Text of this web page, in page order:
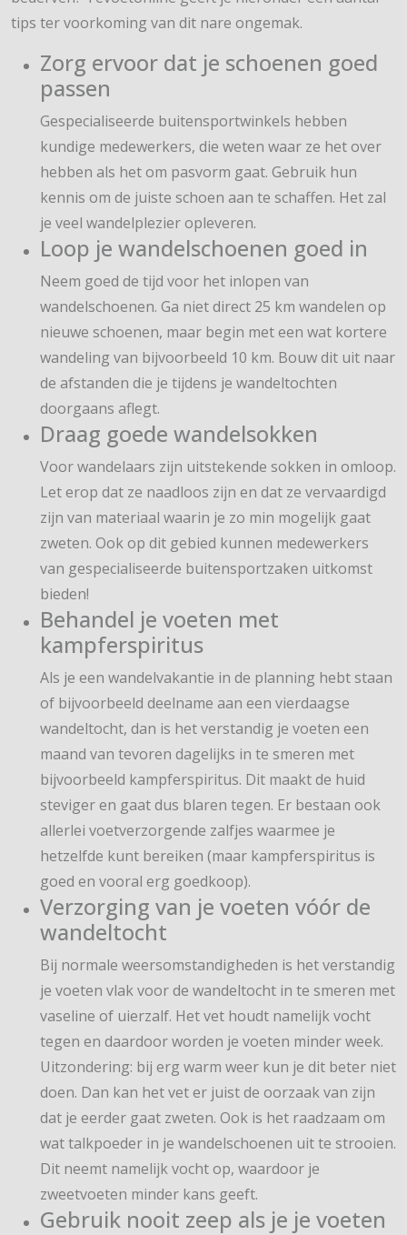
tips ter voorkoming van dit nare ongemak.
Zorg ervoor dat je schoenen goed
passen
Gespecialiseerde buitensportwinkels hebben
kundige medewerkers, die weten waar ze het over
hebben als het om pasvorm gaat. Gebruik hun
kennis om de juiste schoen aan te schaffen. Het zal
je veel wandelplezier opleveren.
Loop je wandelschoenen goed in
Neem goed de tijd voor het inlopen van
wandelschoenen. Ga niet direct 25 km wandelen op
nieuwe schoenen, maar begin met een wat kortere
wandeling van bijvoorbeeld 10 km. Bouw dit uit naar
de afstanden die je tijdens je wandeltochten
doorgaans aflegt.
Draag goede wandelsokken
Voor wandelaars zijn uitstekende sokken in omloop.
Let erop dat ze naadloos zijn en dat ze vervaardigd
zijn van materiaal waarin je zo min mogelijk gaat
zweten. Ook op dit gebied kunnen medewerkers
van gespecialiseerde buitensportzaken uitkomst
bieden!
Behandel je voeten met
kampferspiritus
Als je een wandelvakantie in de planning hebt staan
of bijvoorbeeld deelname aan een vierdaagse
wandeltocht, dan is het verstandig je voeten een
maand van tevoren dagelijks in te smeren met
bijvoorbeeld kampferspiritus. Dit maakt de huid
steviger en gaat dus blaren tegen. Er bestaan ook
allerlei voetverzorgende zalfjes waarmee je
hetzelfde kunt bereiken (maar kampferspiritus is
goed en vooral erg goedkoop).
Verzorging van je voeten vóór de
wandeltocht
Bij normale weersomstandigheden is het verstandig
je voeten vlak voor de wandeltocht in te smeren met
vaseline of uierzalf. Het vet houdt namelijk vocht
tegen en daardoor worden je voeten minder week.
Uitzondering: bij erg warm weer kun je dit beter niet
doen. Dan kan het vet er juist de oorzaak van zijn
dat je eerder gaat zweten. Ook is het raadzaam om
wat talkpoeder in je wandelschoenen uit te strooien.
Dit neemt namelijk vocht op, waardoor je
zweetvoeten minder kans geeft.
Gebruik nooit zeep als je je voeten